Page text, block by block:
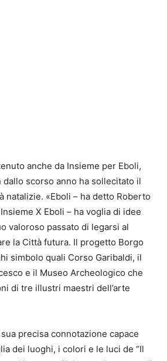
anche da Insieme per Eboli,
dallo scorso anno ha sollecitato il
natalizie. «Eboli – ha detto Roberto
X Eboli – ha voglia di idee
valoroso passato di legarsi al
la Città futura. Il progetto Borgo
simbolo quali Corso Garibaldi, il
e il Museo Archeologico che
di tre illustri maestri dell’arte
precisa connotazione capace
dei luoghi, i colori e le luci de “Il